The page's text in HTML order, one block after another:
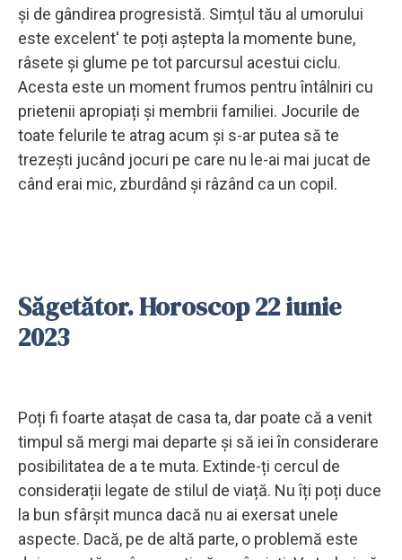
și de gândirea progresistă. Simțul tău al umorului
este excelent' te poți aștepta la momente bune,
râsete și glume pe tot parcursul acestui ciclu.
Acesta este un moment frumos pentru întâlniri cu
prietenii apropiați și membrii familiei. Jocurile de
toate felurile te atrag acum și s-ar putea să te
trezești jucând jocuri pe care nu le-ai mai jucat de
când erai mic, zburdând și râzând ca un copil.
Săgetător. Horoscop 22 iunie
2023
Poți fi foarte atașat de casa ta, dar poate că a venit
timpul să mergi mai departe și să iei în considerare
posibilitatea de a te muta. Extinde-ți cercul de
considerații legate de stilul de viață. Nu îți poți duce
la bun sfârșit munca dacă nu ai exersat unele
aspecte. Dacă, pe de altă parte, o problemă este